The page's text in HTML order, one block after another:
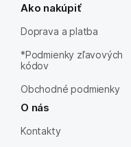
Ako nakúpiť
Doprava a platba
*Podmienky zľavových
kódov
Obchodné podmienky
O nás
Kontakty